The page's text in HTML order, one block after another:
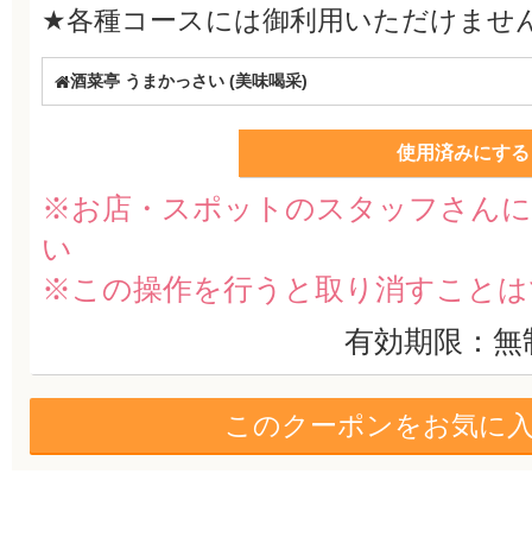
★各種コースには御利用いただけませ
酒菜亭 うまかっさい (美味喝采)
使用済みにする
※お店・スポットのスタッフさん
い
※この操作を行うと取り消すこと
有効期限：無
このクーポンをお気に